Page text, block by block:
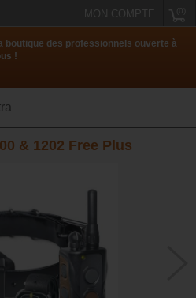
MON COMPTE
boutique des professionnels ouverte à
!
& 1202 Free Plus